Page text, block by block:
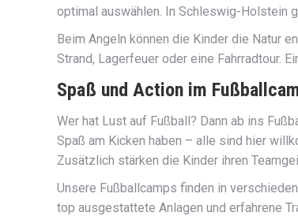
optimal auswählen. In Schleswig-Holstein
Beim Angeln können die Kinder die Natur
Strand, Lagerfeuer oder eine Fahrradtour.
Spaß und Action im
Wer hat Lust auf Fußball? Dann ab ins
Spaß am Kicken haben – alle sind hier
Zusätzlich stärken die Kinder ihren
Unsere Fußballcamps finden in
top ausgestattete Anlagen und erfahrene